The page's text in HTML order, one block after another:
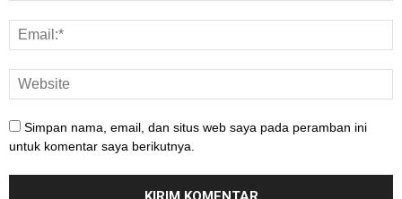
Simpan nama, email, dan situs web saya pada peramban ini
untuk komentar saya berikutnya.